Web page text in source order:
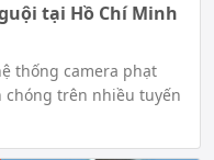
tại Hồ Chí Minh
thống camera phạt
trên nhiều tuyến